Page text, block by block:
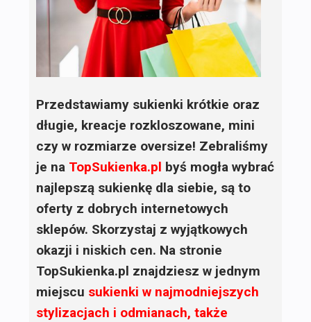
Przedstawiamy sukienki krótkie oraz
długie, kreacje rozkloszowane, mini
czy w rozmiarze oversize! Zebraliśmy
je na TopSukienka.pl byś mogła wybrać
najlepszą sukienkę dla siebie, są to
oferty z dobrych internetowych
sklepów. Skorzystaj z wyjątkowych
okazji i niskich cen. Na stronie
TopSukienka.pl znajdziesz w jednym
miejscu sukienki w najmodniejszych
stylizacjach i odmianach, także